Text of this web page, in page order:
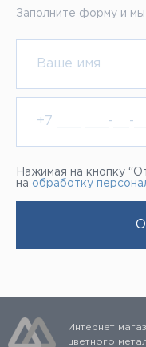
Заполните форму и
Нажимая на кнопку
на обработку
Интернет
цветного